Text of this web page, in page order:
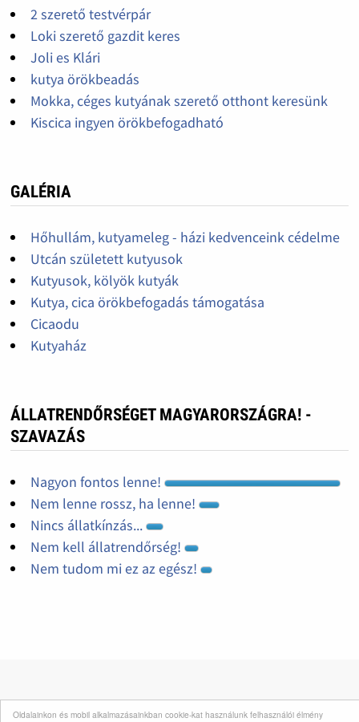
Oldalainkon és mobil alkalmazásainkban cookie-kat használunk felhasználói élmény
2 szerető testvérpár
Loki szerető gazdit keres
Joli es Klári
kutya örökbeadás
Mokka, céges kutyának szerető otthont keresünk
Kiscica ingyen örökbefogadható
GALÉRIA
Hőhullám, kutyameleg - házi kedvenceink cédelme
Utcán született kutyusok
Kutyusok, kölyök kutyák
Kutya, cica örökbefogadás támogatása
Cicaodu
Kutyaház
ÁLLATRENDŐRSÉGET MAGYARORSZÁGRA! -
SZAVAZÁS
Nagyon fontos lenne!
Nem lenne rossz, ha lenne!
Nincs állatkínzás...
Nem kell állatrendőrség!
Nem tudom mi ez az egész!
INFORMÁCIÓK